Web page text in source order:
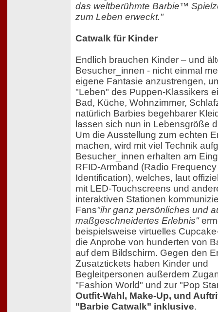
das weltberühmte Barbie™
zum Leben erweckt."
Catwalk für Kinder
Endlich brauchen Kinder – und
Besucher_innen - nicht einmal
eigene Fantasie anzustrengen,
"Leben" des Puppen-Klassikers
Bad, Küche, Wohnzimmer,
natürlich Barbies begehbarer
lassen sich nun in Lebensgröße
Um die Ausstellung zum echten
machen, wird mit viel Technik
Besucher_innen erhalten am
RFID-Armband (Radio Frequency
Identification), welches, laut
mit LED-Touchscreens und
interaktiven Stationen
Fans"ihr ganz persönliches und
maßgeschneidertes Erlebnis"
beispielsweise virtuelles
die Anprobe von hunderten von
auf dem Bildschirm. Gegen den
Zusatztickets haben Kinder und
Begleitpersonen außerdem
"Fashion World" und zur "Pop
Outfit-Wahl, Make-Up, und
"Barbie Catwalk" inklusive.